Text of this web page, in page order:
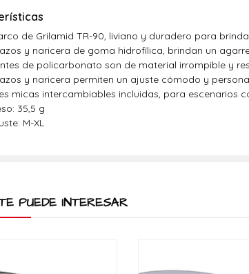
de Grilamid TR-90, liviano y duradero para
y naricera de goma hidrofílica, brindan un
de policarbonato son de material irrompible y
y naricera permiten un ajuste cómodo y
micas intercambiables incluidas, para escenarios
35,5 g
M-XL
PUEDE INTERESAR